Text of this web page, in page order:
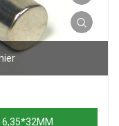
6,35*32MM